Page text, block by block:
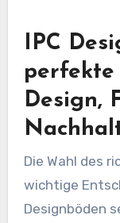
IPC
perfekte
Design,
Die Wahl des richtigen Bodenbelags ist eine
wichtige
Designböden